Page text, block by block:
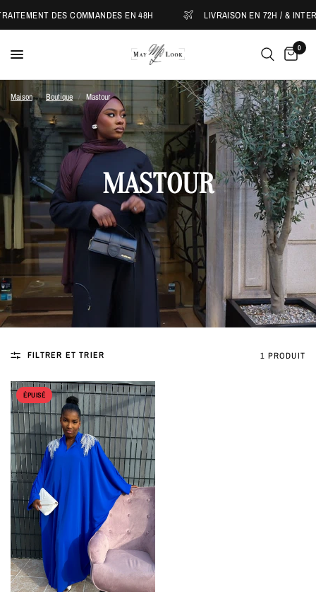
DES COMMANDES EN 48H LIVRAISON EN 72H / &
0
Maison / Boutique / Mastour
MASTOUR
FILTRER ET TRIER 1 PRODUIT
ÉPUISÉ